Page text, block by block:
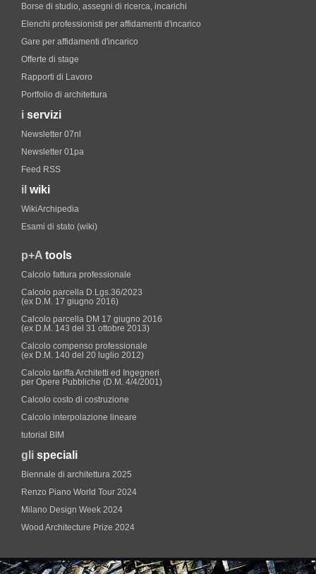
Borse di studio, assegni di ricerca, incarichi
Elenchi professionisti per affidamenti d'incarico
Gare per affidamenti d'incarico
Offerte di stage
Rapporti di Lavoro
Portfolio di architettura
i servizi
Newsletter 07nl
Newsletter 01pa
Feed RSS
il wiki
WikiArchipedia
Esami di stato (wiki)
p+A tools
Calcolo fattura professionale
Calcolo parcella D.Lgs.36/2023
(ex D.M. 17 giugno 2016)
Calcolo parcella DM 17 giugno 2016
(ex D.M. 143 del 31 ottobre 2013)
Calcolo compenso professionale
(ex D.M. 140 del 20 luglio 2012)
Calcolo tariffa Architetti ed Ingegneri
per Opere Pubbliche (D.M. 4/4/2001)
Calcolo costo di costruzione
Calcolo interpolazione lineare
tutorial BIM
gli speciali
Biennale di architettura 2025
Renzo Piano World Tour 2024
Milano Design Week 2024
Wood Architecture Prize 2024